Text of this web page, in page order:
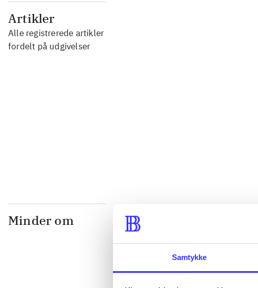
Samtykke
Artikler
Alle registrerede artikler
fordelt på udgivelser
Minder om